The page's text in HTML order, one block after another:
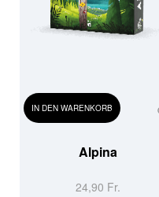
IN DEN WARENKORB
Alpina
24,90 Fr.